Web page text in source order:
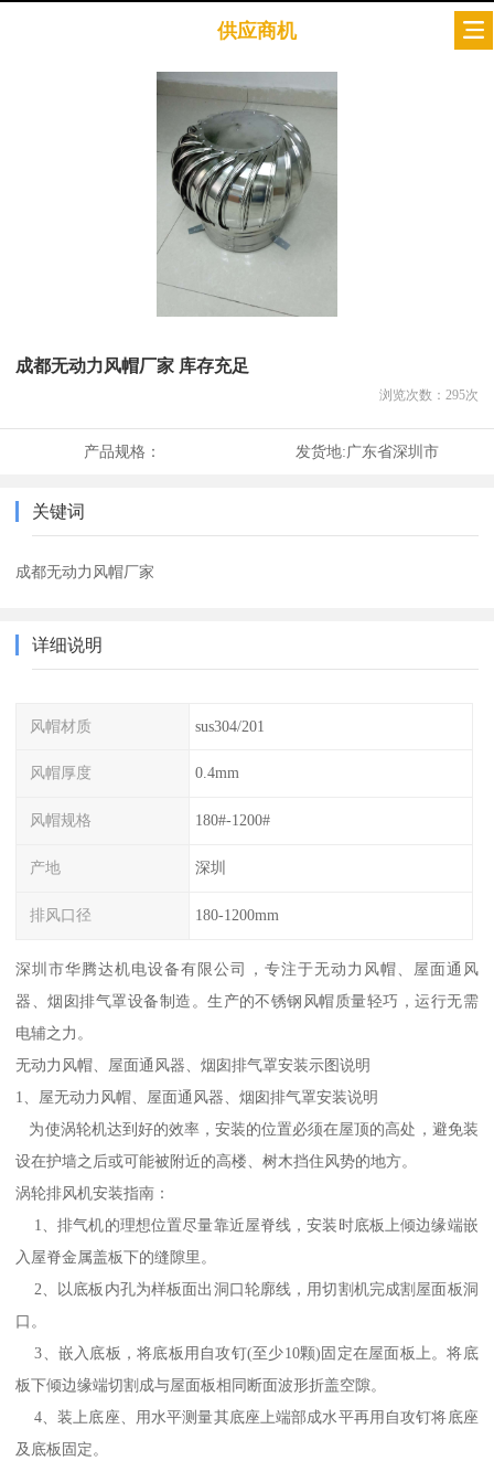
供应商机
成都无动力风帽厂家 库存充足
浏览次数： 295次
产品规格： 发货地:广东省深圳市
关键词
成都无动力风帽厂家
详细说明
风帽材质 sus304/201
风帽厚度 0.4mm
风帽规格 180#-1200#
产地 深圳
排风口径 180-1200mm
深圳市华腾达机电设备有限公司，专注于无动力风帽、屋面通风
器、烟囱排气罩设备制造。生产的不锈钢风帽质量轻巧，运行无需
电辅之力。
无动力风帽、屋面通风器、烟囱排气罩安装示图说明
1、屋无动力风帽、屋面通风器、烟囱排气罩安装说明
为使涡轮机达到好的效率，安装的位置必须在屋顶的高处，避免装
设在护墙之后或可能被附近的高楼、树木挡住风势的地方。
涡轮排风机安装指南：
1、排气机的理想位置尽量靠近屋脊线，安装时底板上倾边缘端嵌
入屋脊金属盖板下的缝隙里。
2、以底板内孔为样板面出洞口轮廓线，用切割机完成割屋面板洞
口。
3、嵌入底板，将底板用自攻钉(至少10颗)固定在屋面板上。将底
板下倾边缘端切割成与屋面板相同断面波形折盖空隙。
4、装上底座、用水平测量其底座上端部成水平再用自攻钉将底座
及底板固定。